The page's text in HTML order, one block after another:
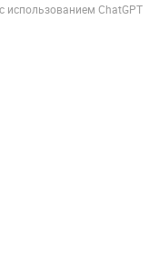
с использованием ChatGPT